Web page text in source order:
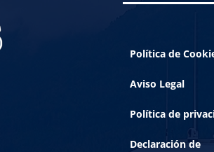
Política de
Aviso Legal
Política de
Declaración de